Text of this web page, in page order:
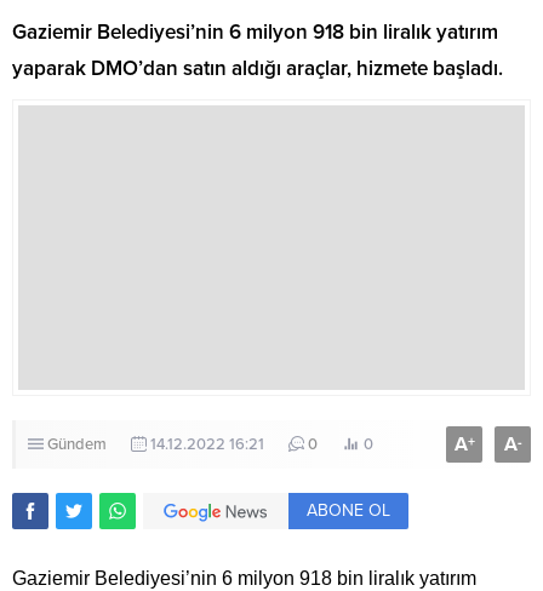
Gaziemir Belediyesi’nin 6 milyon 918 bin liralık yatırım
yaparak DMO’dan satın aldığı araçlar, hizmete başladı.
Gündem 14.12.2022 16:21 0 0 A+ A-
ABONE OL
Gaziemir Belediyesi’nin 6 milyon 918 bin liralık yatırım